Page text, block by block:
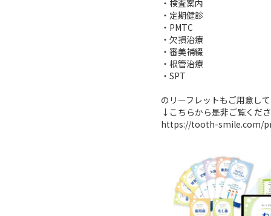
・検査案内
・定期健診
・PMTC
・欠損治療
・審美補綴
・根管治療
・SPT
のリーフレットもご用意し
↓こちらから是非ご覧くだ
https://tooth-smile.com/